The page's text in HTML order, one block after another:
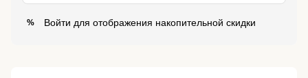
% Войти для отображения накопительной скидки